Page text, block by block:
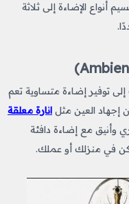
أنواع الإضاءة إلى ثلاثة
توفير إضاءة متساوية تعم
إجهاد العين مثل انارة معلقة
مع إضاءة دافئة
في منزلك أو عملك.